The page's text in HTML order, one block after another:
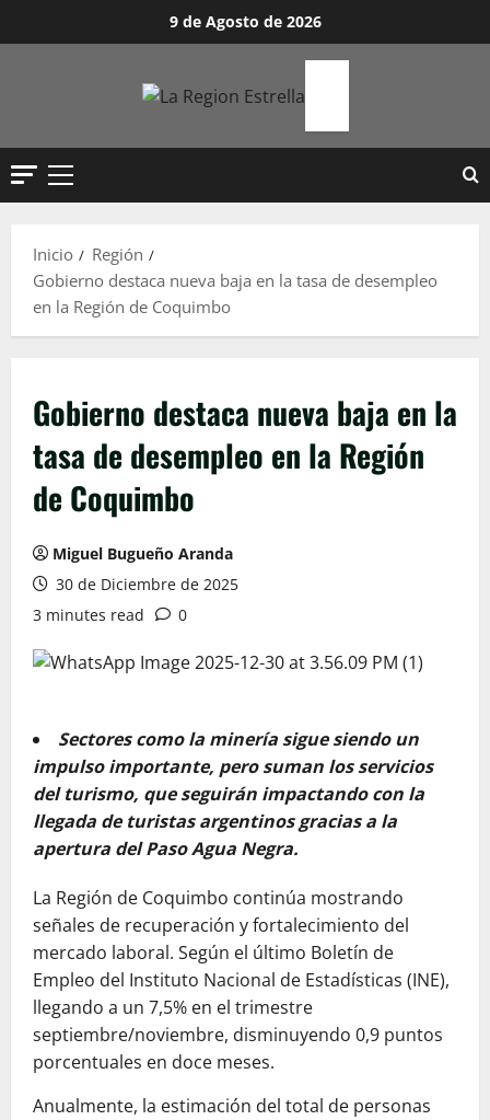
al
9 de Agosto de 2026
Menú
Inicio
Región
Gobierno destaca nueva baja en la tasa de desempleo
en la Región de Coquimbo
Gobierno destaca nueva baja en la
tasa de desempleo en la Región
de Coquimbo
Miguel Bugueño Aranda
30 de Diciembre de 2025
3 minutes read
0
Sectores como la minería sigue siendo un
impulso importante, pero suman los servicios
del turismo, que seguirán impactando con la
llegada de turistas argentinos gracias a la
apertura del Paso Agua Negra.
La Región de Coquimbo continúa mostrando
señales de recuperación y fortalecimiento del
mercado laboral. Según el último Boletín de
Empleo del Instituto Nacional de Estadísticas (INE),
llegando a un 7,5% en el trimestre
septiembre/noviembre, disminuyendo 0,9 puntos
porcentuales en doce meses.
Anualmente, la estimación del total de personas